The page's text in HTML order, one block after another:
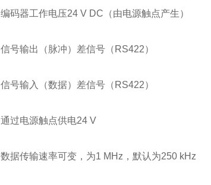
编码器工作电压24 V DC（由电源触点产生）
信号输出（脉冲）差信号（RS422）
信号输入（数据）差信号（RS422）
通过电源触点供电24 V
数据传输速率可变，为1 MHz，默认为250 kHz